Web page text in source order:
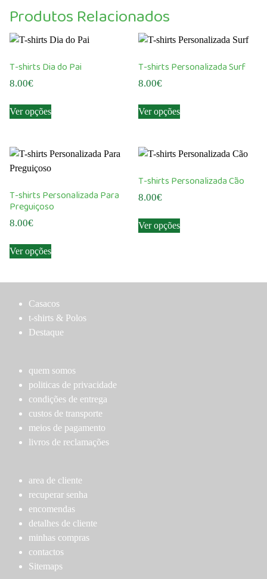
Produtos Relacionados
T-shirts Dia do Pai
8.00€
Ver opçõesproduct
variants.
The
may
on
the
T-shirts Personalizada Surf
8.00€
Ver opçõesproduct
variants.
options
chosen
T-shirts Personalizada Para
Preguiçoso
8.00€
Ver opçõesproduct
multiple
The
chosen
on
the
product
page
T-shirts Personalizada Cão
8.00€
Ver opçõesproduct
Casacos
t-shirts & Polos
Destaque
quem somos
politicas de privacidade
condições de entrega
custos de transporte
meios de pagamento
livros de reclamações
area de cliente
recuperar senha
encomendas
detalhes de cliente
minhas compras
contactos
Sitemaps